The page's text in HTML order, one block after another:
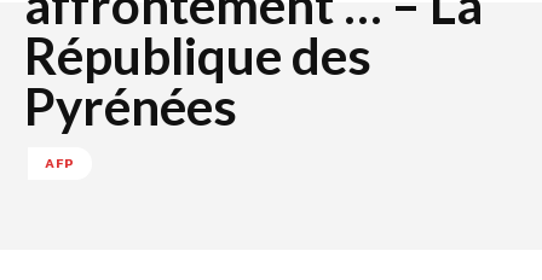
République des
Pyrénées
AFP